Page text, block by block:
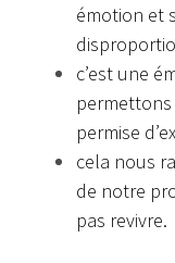
émotion et
c’est une
permettons
permise
cela nous
de notre
pas revivre.